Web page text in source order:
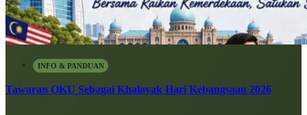
INFO & PANDUAN
Tawaran OKU Sebagai Khalayak Hari Kebangsaan 2026